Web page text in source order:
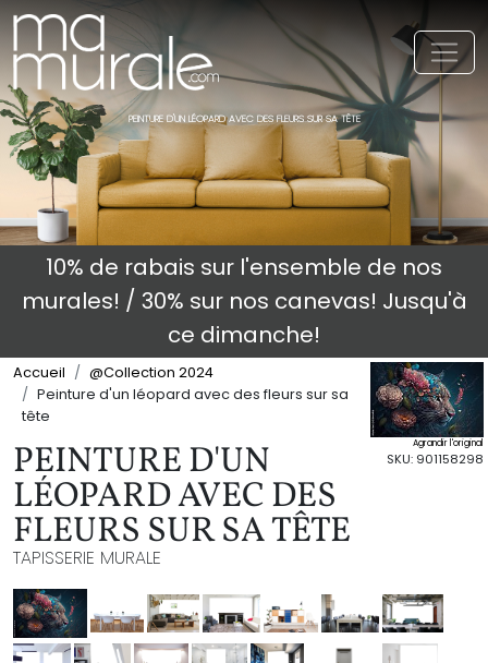
PEINTURE D'UN LÉOPARD AVEC DES FLEURS SUR SA TÊTE
10% de rabais sur l'ensemble de nos
murales! / 30% sur nos canevas! Jusqu'à
ce dimanche!
Accueil
@Collection 2024
Peinture d'un léopard avec des fleurs sur sa
tête
PEINTURE D'UN
LÉOPARD AVEC DES
FLEURS SUR SA TÊTE
TAPISSERIE MURALE
Agrandir l'original
SKU: 901158298